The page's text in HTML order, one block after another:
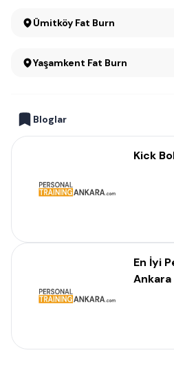
Ümitköy Fat Burn
Yaşamkent Fat Burn
Bloglar
Kick
En İyi